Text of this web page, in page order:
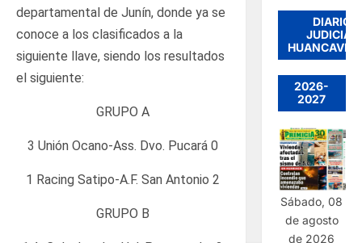
departamental de Junín, donde ya se
conoce a los clasificados a la
siguiente llave, siendo los resultados
el siguiente:
GRUPO A
3 Unión Ocano-Ass. Dvo. Pucará 0
1 Racing Satipo-A.F. San Antonio 2
GRUPO B
DIARIO
JUDICIAL
2026-
2027
Sábado, 08
de agosto
de 2026